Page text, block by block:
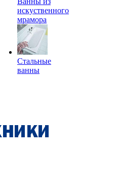
искуственного
мрамора
Стальные
ванны